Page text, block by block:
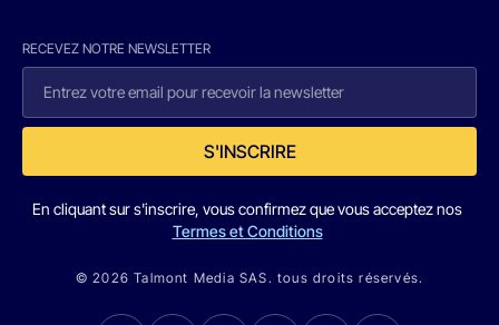
RECEVEZ NOTRE NEWSLETTER
S'INSCRIRE
En cliquant sur s'inscrire, vous confirmez que vous acceptez nos
Termes et Conditions
© 2026 Talmont Media SAS. tous droits réservés.